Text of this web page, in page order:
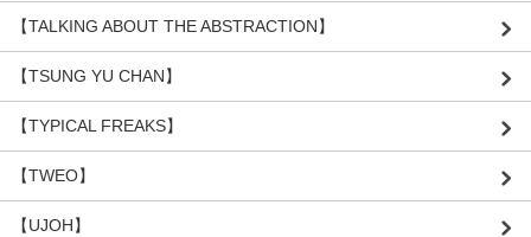
【TALKING ABOUT THE ABSTRACTION】
【TSUNG YU CHAN】
【TYPICAL FREAKS】
【TWEO】
【UJOH】